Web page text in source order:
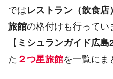
ではレストラン（飲食店）
旅館の格付けも行ってい
【 ミシュランガイド広島
た ２つ星旅館を一覧にま